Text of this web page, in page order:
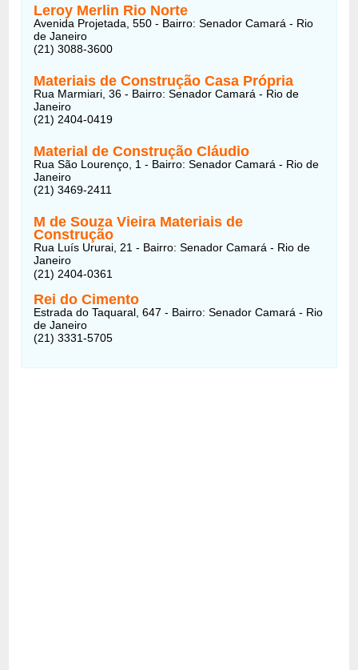
Leroy Merlin Rio Norte
Avenida Projetada, 550 - Bairro: Senador Camará - Rio
de Janeiro
(21) 3088-3600
Materiais de Construção Casa Própria
Rua Marmiari, 36 - Bairro: Senador Camará - Rio de
Janeiro
(21) 2404-0419
Material de Construção Cláudio
Rua São Lourenço, 1 - Bairro: Senador Camará - Rio de
Janeiro
(21) 3469-2411
M de Souza Vieira Materiais de
Construção
Rua Luís Ururai, 21 - Bairro: Senador Camará - Rio de
Janeiro
(21) 2404-0361
Rei do Cimento
Estrada do Taquaral, 647 - Bairro: Senador Camará - Rio
de Janeiro
(21) 3331-5705